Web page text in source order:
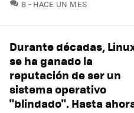
8 COMENTARIOS
HACE UN MES
Durante décadas,
se ha ganado la
reputación de ser un
sistema operativo
"blindado". Hasta